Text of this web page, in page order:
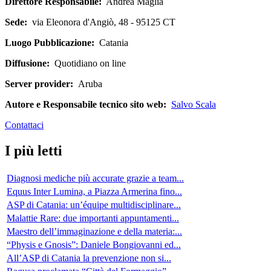
Sede: via Eleonora d'Angiò, 48 - 95125 CT
Luogo Pubblicazione: Catania
Diffusione: Quotidiano on line
Server provider: Aruba
Autore e Responsabile tecnico sito web: Salvo Scala
Contattaci
I più letti
Diagnosi mediche più accurate grazie a team...
Equus Inter Lumina, a Piazza Armerina fino...
ASP di Catania: un’équipe multidisciplinare...
Malattie Rare: due importanti appuntamenti...
Maestro dell’immaginazione e della materia:...
“Physis e Gnosis”: Daniele Bongiovanni ed...
All’ASP di Catania la prevenzione non si...